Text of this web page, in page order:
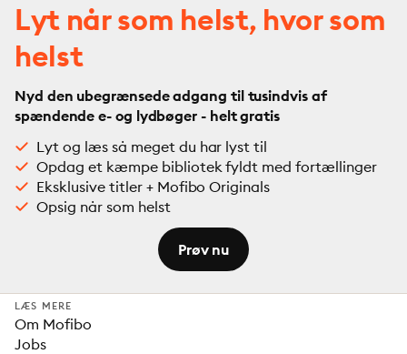
Lyt når som helst, hvor som
helst
Nyd den ubegrænsede adgang til tusindvis af
spændende e- og lydbøger - helt gratis
Lyt og læs så meget du har lyst til
Opdag et kæmpe bibliotek fyldt med fortællinger
Eksklusive titler + Mofibo Originals
Opsig når som helst
Prøv nu
LÆS MERE
Om Mofibo
Jobs